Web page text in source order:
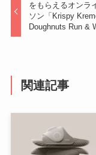
をもらえるオンラ
ソン「Krispy
Doughnuts Run &
関連記事